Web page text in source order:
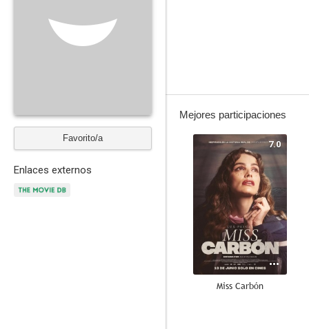
Favorito/a
Enlaces externos
Mejores participaciones
7.0
Miss Carbón